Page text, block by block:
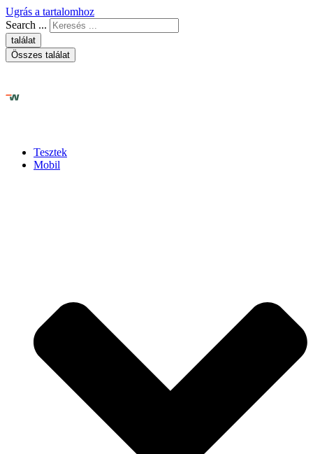
Ugrás a tartalomhoz
Search ...
találat
Összes találat
Tesztek
Mobil